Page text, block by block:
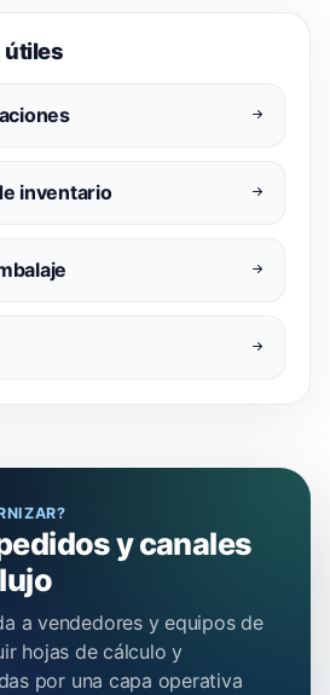
útiles
inventario
y canales
a vendedores y equipos de
hojas de cálculo y
por una capa operativa